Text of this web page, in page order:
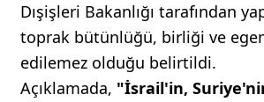
Dışişleri Bakanlığı tarafından
toprak bütünlüğü, birliği ve
edilemez olduğu belirtildi.
Açıklamada, "İsrail'in,